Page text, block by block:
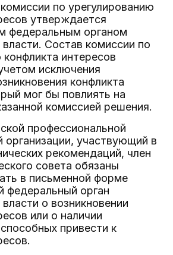
по урегулированию
утверждается
федеральным органом
власти. Состав комиссии по
интересов
исключения
конфликта
мог бы повлиять на
комиссией решения.
профессиональной
организации, участвующий в
рекомендаций, член
совета обязаны
в письменной форме
федеральный орган
о возникновении
или о наличии
привести к